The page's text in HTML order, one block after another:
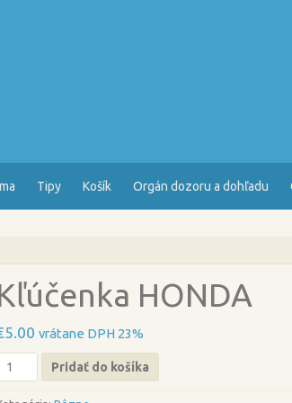
Tipy Košík Orgán dozoru a dohľadu
HONDA
5.00 vrátane DPH 23%
množstvo
HONDA
Pridať do košíka